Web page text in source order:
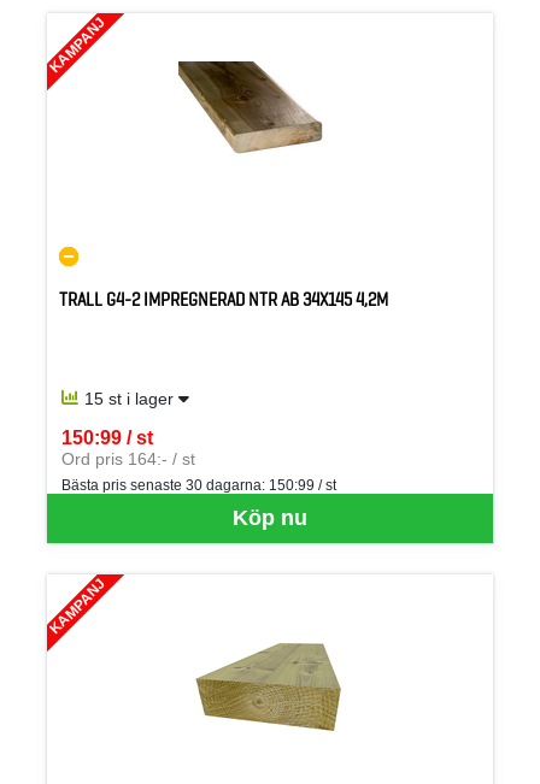
KAMPANJ
TRALL G4-2 IMPREGNERAD NTR AB 34X145 4,2M
15 st i lager
Köp nu
150:99 / st
SEK per ST
Ord pris 164:- / st
Bästa pris senaste 30 dagarna: 150:99 / st
KAMPANJ